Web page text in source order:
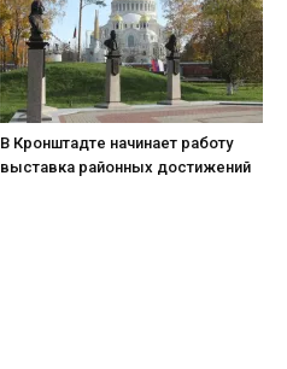
В Кронштадте начинает работу
выставка районных достижений